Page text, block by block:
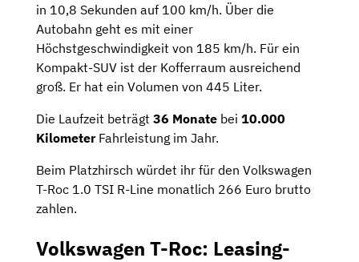
in 10,8 Sekunden auf 100 km/h. Über die
Autobahn geht es mit einer
Höchstgeschwindigkeit von 185 km/h. Für ein
Kompakt-SUV ist der Kofferraum ausreichend
groß. Er hat ein Volumen von 445 Liter.
Die Laufzeit beträgt 36 Monate bei 10.000
KilometerFahrleistung im Jahr.
Beim Platzhirsch würdet ihr für den Volkswagen
T-Roc 1.0 TSI R-Line monatlich 266 Euro brutto
zahlen.
Volkswagen T-Roc: Leasing-